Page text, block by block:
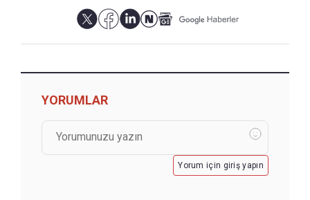
YORUMLAR
Yorum için giriş yapın